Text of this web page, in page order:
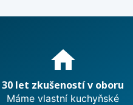
home
30 let zkušeností v oboru
Máme vlastní kuchyňské